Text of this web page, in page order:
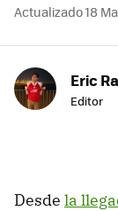
Actualizado 18
Eric
Editor
Desde la